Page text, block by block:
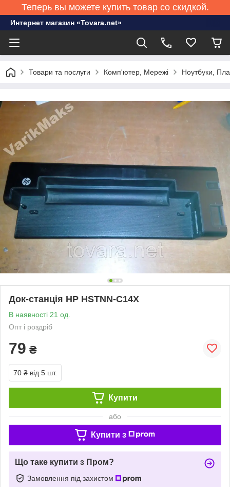
Теперь вы можете купить товар со скидкой.
Интернет магазин «Tovara.net»
Товари та послуги Комп'ютер, Мережі Ноутбуки,
Док-станція HP HSTNN-C14X
В наявності 21 од.
Опт і роздріб
79 ₴
70 ₴ від 5 шт.
Купити
або
Купити з
Що таке купити з Пром?
Замовлення під захистом